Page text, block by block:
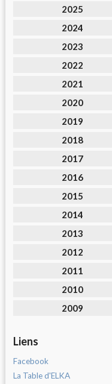
2025
2024
2023
2022
2021
2020
2019
2018
2017
2016
2015
2014
2013
2012
2011
2010
2009
Liens
Facebook
La Table d'ELKA